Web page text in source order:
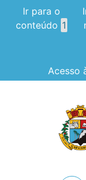
Ir para o
conteúdo 1
Acesso